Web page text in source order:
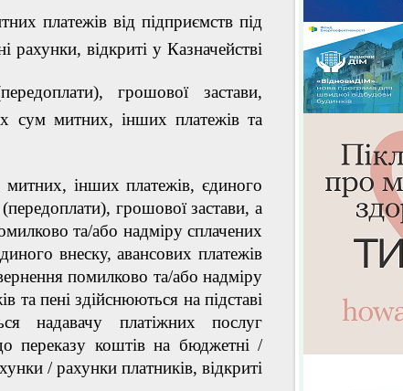
платежів від підприємств під
відкриті у Казначействі
грошової застави,
сум митних, інших платежів та
митних, інших платежів, єдиного
грошової застави, а
та/або надміру сплачених
внеску, авансових платежів
помилково та/або надміру
та пені здійснюються на підставі
надавачу платіжних послуг
переказу коштів на бюджетні /
/ рахунки платників, відкриті